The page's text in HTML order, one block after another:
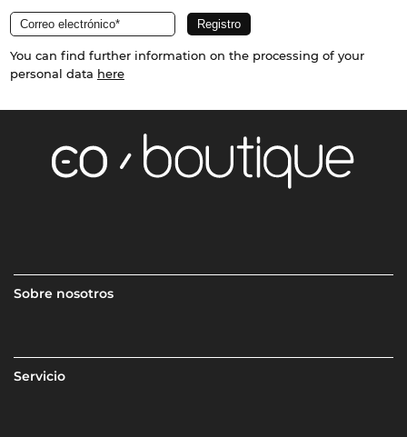
You can find further information on the processing of your
personal data here
Sobre nosotros
Servicio